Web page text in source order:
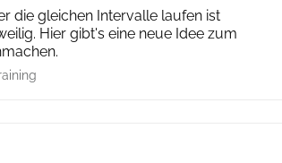
die gleichen Intervalle laufen ist
Hier gibt's eine neue Idee zum